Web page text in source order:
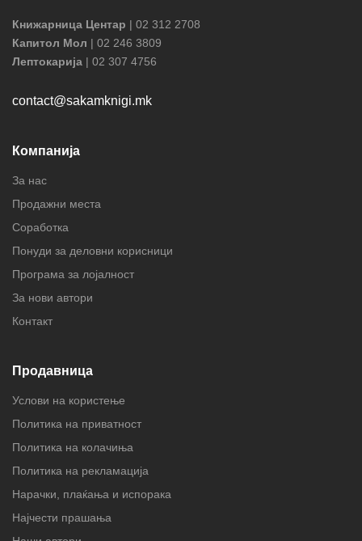
Книжарница Центар | 02 312 2708
Капитол Мол | 02 246 3809
Лептокарија | 02 307 4756
contact@sakamknigi.mk
Компанија
За нас
Продажни места
Соработка
Понуди за деловни корисници
Програма за лојалност
За нови автори
Контакт
Продавница
Услови на користење
Политика на приватност
Политика на колачиња
Политика на рекламација
Нарачки, плаќања и испорака
Најчести прашања